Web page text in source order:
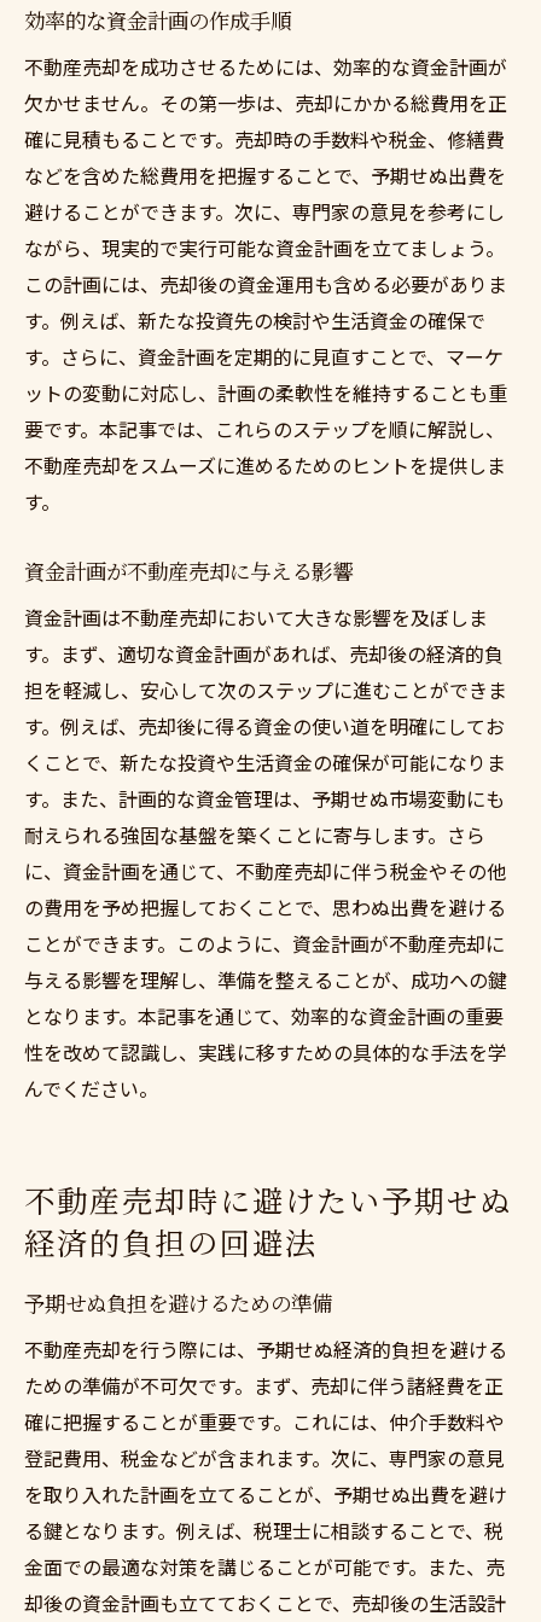
効率的な資金計画の作成手順
不動産売却を成功させるためには、効率的な資金計画が
欠かせません。その第一歩は、売却にかかる総費用を正
確に見積もることです。売却時の手数料や税金、修繕費
などを含めた総費用を把握することで、予期せぬ出費を
避けることができます。次に、専門家の意見を参考にし
ながら、現実的で実行可能な資金計画を立てましょう。
この計画には、売却後の資金運用も含める必要がありま
す。例えば、新たな投資先の検討や生活資金の確保で
す。さらに、資金計画を定期的に見直すことで、マーケ
ットの変動に対応し、計画の柔軟性を維持することも重
要です。本記事では、これらのステップを順に解説し、
不動産売却をスムーズに進めるためのヒントを提供しま
す。
資金計画が不動産売却に与える影響
資金計画は不動産売却において大きな影響を及ぼしま
す。まず、適切な資金計画があれば、売却後の経済的負
担を軽減し、安心して次のステップに進むことができま
す。例えば、売却後に得る資金の使い道を明確にしてお
くことで、新たな投資や生活資金の確保が可能になりま
す。また、計画的な資金管理は、予期せぬ市場変動にも
耐えられる強固な基盤を築くことに寄与します。さら
に、資金計画を通じて、不動産売却に伴う税金やその他
の費用を予め把握しておくことで、思わぬ出費を避ける
ことができます。このように、資金計画が不動産売却に
与える影響を理解し、準備を整えることが、成功への鍵
となります。本記事を通じて、効率的な資金計画の重要
性を改めて認識し、実践に移すための具体的な手法を学
んでください。
不動産売却時に避けたい予期せぬ
経済的負担の回避法
予期せぬ負担を避けるための準備
不動産売却を行う際には、予期せぬ経済的負担を避ける
ための準備が不可欠です。まず、売却に伴う諸経費を正
確に把握することが重要です。これには、仲介手数料や
登記費用、税金などが含まれます。次に、専門家の意見
を取り入れた計画を立てることが、予期せぬ出費を避け
る鍵となります。例えば、税理士に相談することで、税
金面での最適な対策を講じることが可能です。また、売
却後の資金計画も立てておくことで、売却後の生活設計